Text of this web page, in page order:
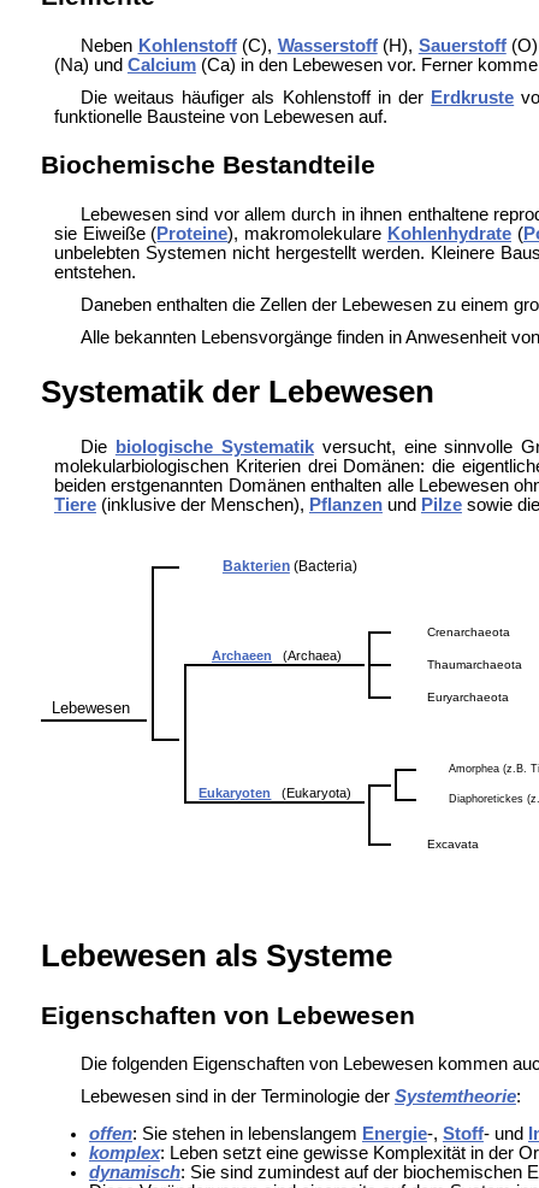
Neben Kohlenstoff(C), Wasserstoff(H), Sauerstoff
(Na) und Calcium(Ca) in den Lebewesen vor. Ferner
Die weitaus häufiger als Kohlenstoff in der Erdkruste
funktionelle Bausteine von Lebewesen auf.
Biochemische Bestandteile
Lebewesen sind vor allem durch in ihnen enthaltene
sie Eiweiße (Proteine), makromolekulare Kohlenhydrate (
unbelebten Systemen nicht hergestellt werden. Kleinere
entstehen.
Daneben enthalten die Zellen der Lebewesen zu einem
Alle bekannten Lebensvorgänge finden in Anwesenheit
Systematik der Lebewesen
Die biologische Systematikversucht, eine sinnvolle
molekularbiologischen Kriterien drei Domänen: die
beiden erstgenannten Domänen enthalten alle Lebewesen
Tiere(inklusive der Menschen), Pflanzenund Pilzesowie
Lebewesen
Bakterien(Bacteria)
Archaeen (Archaea)
Crenarchaeota
Thaumarchaeota
Euryarchaeota
Eukaryoten (Eukaryota)
Amorphea (z.B.
Diaphoretickes
Excavata
Lebewesen als Systeme
Eigenschaften von Lebewesen
Die folgenden Eigenschaften von Lebewesen kommen
Lebewesen sind in der Terminologie der Systemtheorie:
offen: Sie stehen in lebenslangem Energie-, Stoff- und
komplex: Leben setzt eine gewisse Komplexität in der
dynamisch: Sie sind zumindest auf der biochemischen